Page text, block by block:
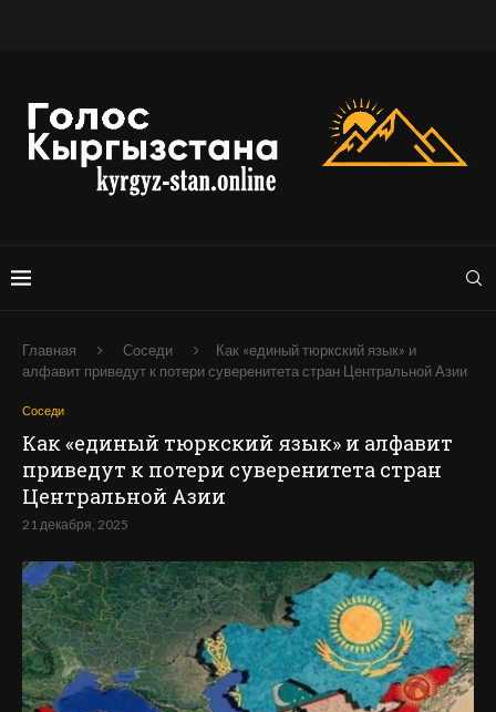
Главная Соседи
Как «единый тюркский язык» и
алфавит приведут к потери суверенитета стран Центральной Азии
Соседи
Как «единый тюркский язык» и алфавит
приведут к потери суверенитета стран
Центральной Азии
21 декабря, 2025